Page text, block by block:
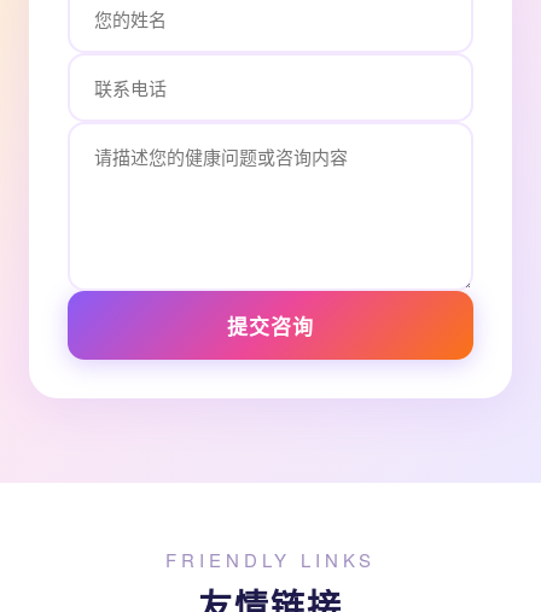
提交咨询
FRIENDLY LINKS